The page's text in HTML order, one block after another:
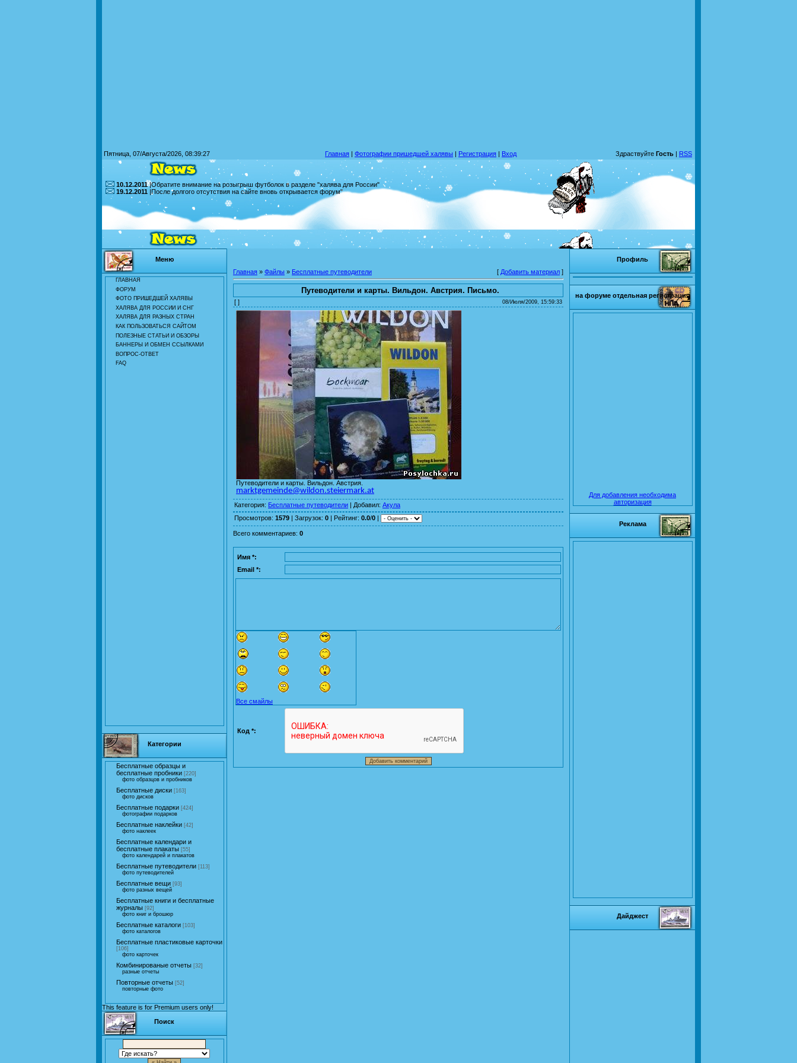
Пятница, 07/Августа/2026, 08:39:27 Главная | Фотографии пришедшей халявы | Регистрация | Вход Здраствуйте Гость | RSS
10.12.2011|Обратите внимание на розыгрыш футболок в разделе "халява для России"
19.12.2011 |После долгого отсутствия на сайте вновь открывается форум"
Меню
ГЛАВНАЯ
ФОРУМ
ФОТО ПРИШЕДШЕЙ ХАЛЯВЫ
ХАЛЯВА ДЛЯ РОССИИ И СНГ
ХАЛЯВА ДЛЯ РАЗНЫХ СТРАН
КАК ПОЛЬЗОВАТЬСЯ САЙТОМ
ПОЛЕЗНЫЕ СТАТЬИ И ОБЗОРЫ
БАННЕРЫ И ОБМЕН ССЫЛКАМИ
ВОПРОС-ОТВЕТ
FAQ
Категории
Бесплатные образцы и
бесплатные пробники [220]
фото образцов и пробников
Бесплатные диски [163]
фото дисков
Бесплатные подарки [424]
фотографии подарков
Бесплатные наклейки [42]
фото наклеек
Бесплатные календари и
бесплатные плакаты [55]
фото календарей и плакатов
Бесплатные путеводители [113]
фото путеводителей
Бесплатные вещи [93]
фото разных вещей
Бесплатные книги и бесплатные
журналы [92]
фото книг и брошюр
Бесплатные каталоги [103]
фото каталогов
Бесплатные пластиковые карточки
[106]
фото карточек
Комбинированые отчеты [32]
разные отчеты
Повторные отчеты [52]
повторные фото
This feature is for Premium users only!
Поиск
Главная » Файлы » Бесплатные путеводители [ Добавить материал ]
Путеводители и карты. Вильдон. Австрия. Письмо.
[ ] 08/Июля/2009, 15:59:33
Путеводители и карты. Вильдон. Австрия.
marktgemeinde@wildon.steiermark.at
Категория: Бесплатные путеводители | Добавил: Акула
Просмотров: 1579 | Загрузок: 0 | Рейтинг: 0.0/0 |
Всего комментариев: 0
Имя *:
Email *:
Все смайлы
Код *:
Профиль
на форуме отдельная регистрация
Для добавления необходима
авторизация
Реклама
Дайджест